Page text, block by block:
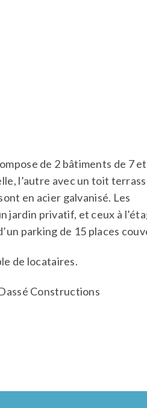
de 2 bâtiments de 7
l’autre avec un toit
en acier galvanisé. Les
jardin privatif, et ceux à
parking de 15 places
de locataires.
Constructions